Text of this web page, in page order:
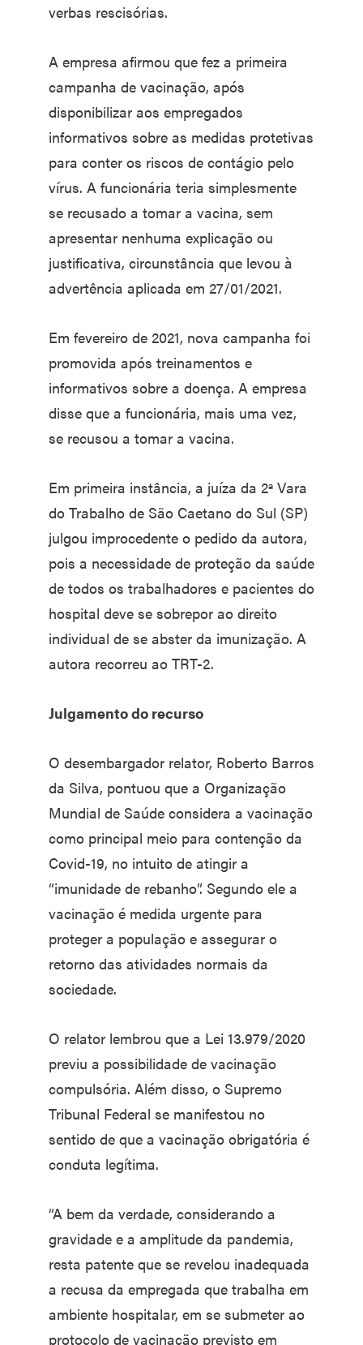
verbas rescisórias.
A empresa afirmou que fez a primeira
campanha de vacinação, após
disponibilizar aos empregados
informativos sobre as medidas protetivas
para conter os riscos de contágio pelo
vírus. A funcionária teria simplesmente
se recusado a tomar a vacina, sem
apresentar nenhuma explicação ou
justificativa, circunstância que levou à
advertência aplicada em 27/01/2021.
Em fevereiro de 2021, nova campanha foi
promovida após treinamentos e
informativos sobre a doença. A empresa
disse que a funcionária, mais uma vez,
se recusou a tomar a vacina.
Em primeira instância, a juíza da 2ª Vara
do Trabalho de São Caetano do Sul (SP)
julgou improcedente o pedido da autora,
pois a necessidade de proteção da saúde
de todos os trabalhadores e pacientes do
hospital deve se sobrepor ao direito
individual de se abster da imunização. A
autora recorreu ao TRT-2.
Julgamento do recurso
O desembargador relator, Roberto Barros
da Silva, pontuou que a Organização
Mundial de Saúde considera a vacinação
como principal meio para contenção da
Covid-19, no intuito de atingir a
“imunidade de rebanho”. Segundo ele a
vacinação é medida urgente para
proteger a população e assegurar o
retorno das atividades normais da
sociedade.
O relator lembrou que a Lei 13.979/2020
previu a possibilidade de vacinação
compulsória. Além disso, o Supremo
Tribunal Federal se manifestou no
sentido de que a vacinação obrigatória é
conduta legítima.
“A bem da verdade, considerando a
gravidade e a amplitude da pandemia,
resta patente que se revelou inadequada
a recusa da empregada que trabalha em
ambiente hospitalar, em se submeter ao
protocolo de vacinação previsto em